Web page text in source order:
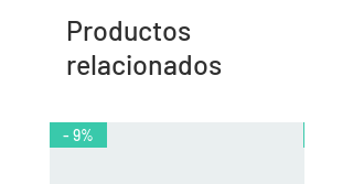
Productos
relacionados
- 9%